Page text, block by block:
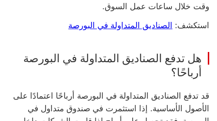
وقت خلال ساعات عمل السوق.
استكشف: الصناديق المتداولة في البورصة
هل تدفع ‏‫الصناديق المتداولة في البورصة‬
أرباحًا؟
قد تدفع الصناديق المتداولة في البورصة أرباحًا اعتمادًا على
الأصول الأساسية. إذا استثمرت في صندوق متداول في